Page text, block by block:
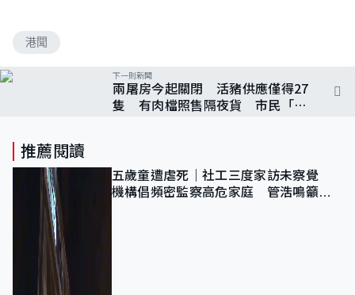
港聞
下一則新聞
兩屠房今起關閉 活豬供應僅得27
隻 有肉檔照售隔夜貨 市民「變
推薦閱讀
五歲童遭虐死｜社工三度家訪未察覺
機構倡頻密監察高危家庭 管浩鳴籲加